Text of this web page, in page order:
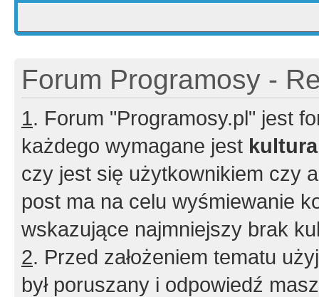
Forum Programosy -
1. Forum "Programosy.pl" jest
każdego wymagane jest
czy jest się użytkownikiem czy
post ma na celu wyśmiewanie
wskazujące najmniejszy brak
2. Przed założeniem tematu
był poruszany i odpowiedź